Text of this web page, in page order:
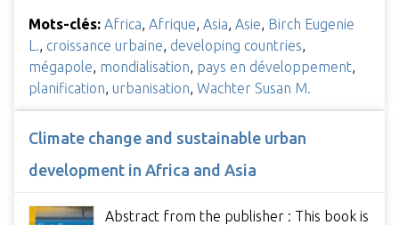
Mots-clés: Africa, Afrique, Asia, Asie, Birch Eugenie
L., croissance urbaine, developing countries,
mégapole, mondialisation, pays en développement,
planification, urbanisation, Wachter Susan M.
Climate change and sustainable urban
development in Africa and Asia
Abstract from the publisher : This book is